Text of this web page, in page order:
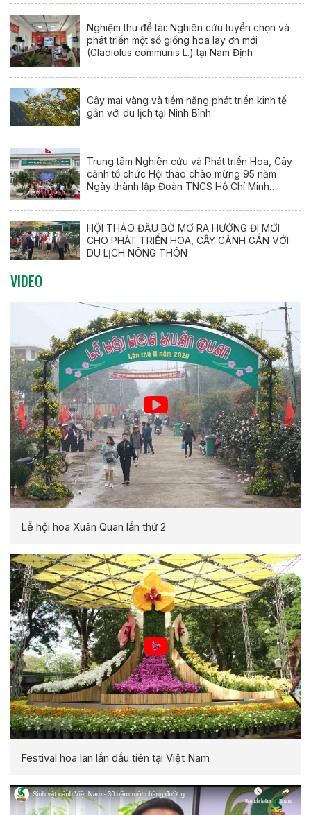
Nghiệm thu đề tài: Nghiên cứu tuyển chọn và
phát triển một số giống hoa lay ơn mới
(Gladiolus communis L.) tại Nam Định
Cây mai vàng và tiềm năng phát triển kinh tế
gắn với du lịch tại Ninh Bình
Trung tâm Nghiên cứu và Phát triển Hoa, Cây
cảnh tổ chức Hội thao chào mừng 95 năm
Ngày thành lập Đoàn TNCS Hồ Chí Minh
HỘI THẢO ĐẦU BỜ MỞ RA HƯỚNG ĐI MỚI
CHO PHÁT TRIỂN HOA, CÂY CẢNH GẮN VỚI
DU LỊCH NÔNG THÔN
VIDEO
Lễ hội hoa Xuân Quan lần thứ 2
Festival hoa lan lần đầu tiên tại Việt Nam